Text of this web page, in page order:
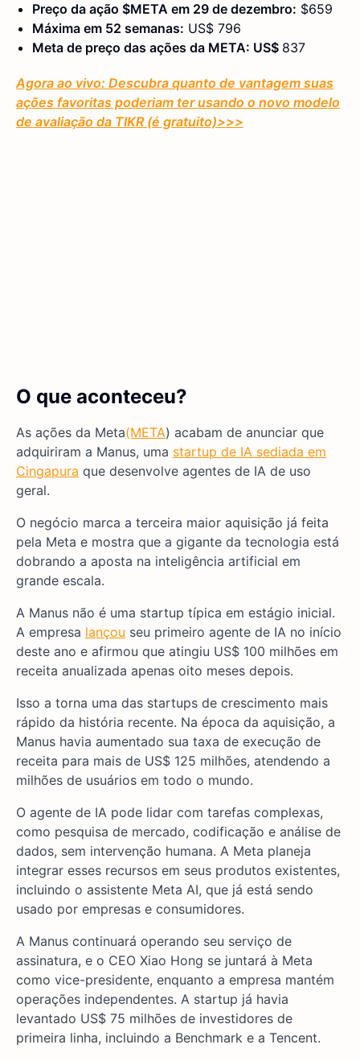
Preço da ação $META em 29 de dezembro: $659
Máxima em 52 semanas: US$ 796
Meta de preço das ações da META: US$ 837
Agora ao vivo: Descubra quanto de vantagem suas
ações favoritas poderiam ter usando o novo modelo
de avaliação da TIKR (é gratuito)>>>
O que aconteceu?
As ações da Meta(META) acabam de anunciar que
adquiriram a Manus, uma startup de IA sediada em
Cingapura que desenvolve agentes de IA de uso
geral.
O negócio marca a terceira maior aquisição já feita
pela Meta e mostra que a gigante da tecnologia está
dobrando a aposta na inteligência artificial em
grande escala.
A Manus não é uma startup típica em estágio inicial.
A empresa lançou seu primeiro agente de IA no início
deste ano e afirmou que atingiu US$ 100 milhões em
receita anualizada apenas oito meses depois.
Isso a torna uma das startups de crescimento mais
rápido da história recente. Na época da aquisição, a
Manus havia aumentado sua taxa de execução de
receita para mais de US$ 125 milhões, atendendo a
milhões de usuários em todo o mundo.
O agente de IA pode lidar com tarefas complexas,
como pesquisa de mercado, codificação e análise de
dados, sem intervenção humana. A Meta planeja
integrar esses recursos em seus produtos existentes,
incluindo o assistente Meta AI, que já está sendo
usado por empresas e consumidores.
A Manus continuará operando seu serviço de
assinatura, e o CEO Xiao Hong se juntará à Meta
como vice-presidente, enquanto a empresa mantém
operações independentes. A startup já havia
levantado US$ 75 milhões de investidores de
primeira linha, incluindo a Benchmark e a Tencent.